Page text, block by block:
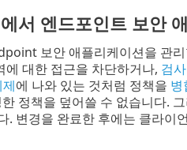
서 엔드포인트 보안
보안 애플리케이션을 관
대한 접근을 차단하거나, 검
에 나와 있는 것처럼 정책을 병
정책을 덮어쓸 수 없습니다.
. 변경을 완료한 후에는 클라이